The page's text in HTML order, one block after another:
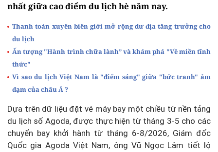
nhất giữa cao điểm du lịch hè năm nay.
Thanh toán xuyên biên giới mở rộng dư địa tăng trưởng cho
du lịch
Ấn tượng "Hành trình chữa lành” và khám phá "Về miền tĩnh
thức"
Vì sao du lịch Việt Nam là "điểm sáng" giữa "bức tranh" ảm
đạm của châu Á ?
Dựa trên dữ liệu đặt vé máy bay một chiều từ nền tảng
du lịch số Agoda, được thực hiện từ tháng 3-5 cho các
chuyến bay khởi hành từ tháng 6-8/2026, Giám đốc
Quốc gia Agoda Việt Nam, ông Vũ Ngọc Lâm tiết lộ